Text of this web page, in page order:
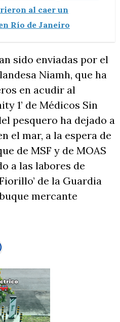
al caer un
Río de Janeiro
sido enviadas por el
Niamh, que ha
en acudir al
1’ de Médicos Sin
pesquero ha dejado a
el mar, a la espera de
de MSF y de MOAS
a las labores de
de la Guardia
mercante